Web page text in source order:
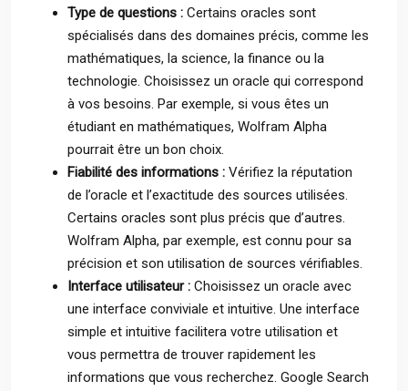
Type de questions : Certains oracles sont
spécialisés dans des domaines précis, comme les
mathématiques, la science, la finance ou la
technologie. Choisissez un oracle qui correspond
à vos besoins. Par exemple, si vous êtes un
étudiant en mathématiques, Wolfram Alpha
pourrait être un bon choix.
Fiabilité des informations : Vérifiez la réputation
de l’oracle et l’exactitude des sources utilisées.
Certains oracles sont plus précis que d’autres.
Wolfram Alpha, par exemple, est connu pour sa
précision et son utilisation de sources vérifiables.
Interface utilisateur : Choisissez un oracle avec
une interface conviviale et intuitive. Une interface
simple et intuitive facilitera votre utilisation et
vous permettra de trouver rapidement les
informations que vous recherchez. Google Search